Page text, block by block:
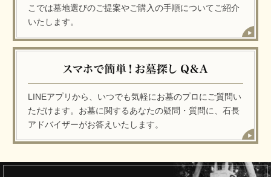
こでは墓地選びのご提案やご購入の手順についてご紹介
いたします。
LINEアプリから、いつでも気軽にお墓のプロにご質問い
ただけます。お墓に関するあなたの疑問・質問に、石長
アドバイザーがお答えいたします。